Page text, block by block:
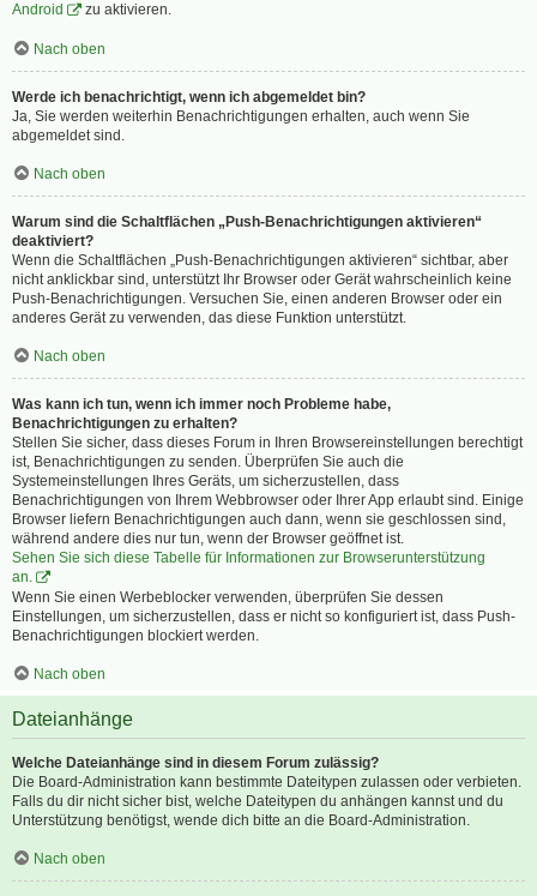
Android
zu aktivieren.
Nach oben
Werde ich benachrichtigt, wenn ich abgemeldet bin?
Ja, Sie werden weiterhin Benachrichtigungen erhalten, auch wenn Sie
abgemeldet sind.
Nach oben
Warum sind die Schaltflächen „Push-Benachrichtigungen aktivieren“
deaktiviert?
Wenn die Schaltflächen „Push-Benachrichtigungen aktivieren“ sichtbar, aber
nicht anklickbar sind, unterstützt Ihr Browser oder Gerät wahrscheinlich keine
Push-Benachrichtigungen. Versuchen Sie, einen anderen Browser oder ein
anderes Gerät zu verwenden, das diese Funktion unterstützt.
Nach oben
Was kann ich tun, wenn ich immer noch Probleme habe,
Benachrichtigungen zu erhalten?
Stellen Sie sicher, dass dieses Forum in Ihren Browsereinstellungen berechtigt
ist, Benachrichtigungen zu senden. Überprüfen Sie auch die
Systemeinstellungen Ihres Geräts, um sicherzustellen, dass
Benachrichtigungen von Ihrem Webbrowser oder Ihrer App erlaubt sind. Einige
Browser liefern Benachrichtigungen auch dann, wenn sie geschlossen sind,
während andere dies nur tun, wenn der Browser geöffnet ist.
Sehen Sie sich diese Tabelle für Informationen zur Browserunterstützung
an.
Wenn Sie einen Werbeblocker verwenden, überprüfen Sie dessen
Einstellungen, um sicherzustellen, dass er nicht so konfiguriert ist, dass Push-
Benachrichtigungen blockiert werden.
Nach oben
Dateianhänge
Welche Dateianhänge sind in diesem Forum zulässig?
Die Board-Administration kann bestimmte Dateitypen zulassen oder verbieten.
Falls du dir nicht sicher bist, welche Dateitypen du anhängen kannst und du
Unterstützung benötigst, wende dich bitte an die Board-Administration.
Nach oben